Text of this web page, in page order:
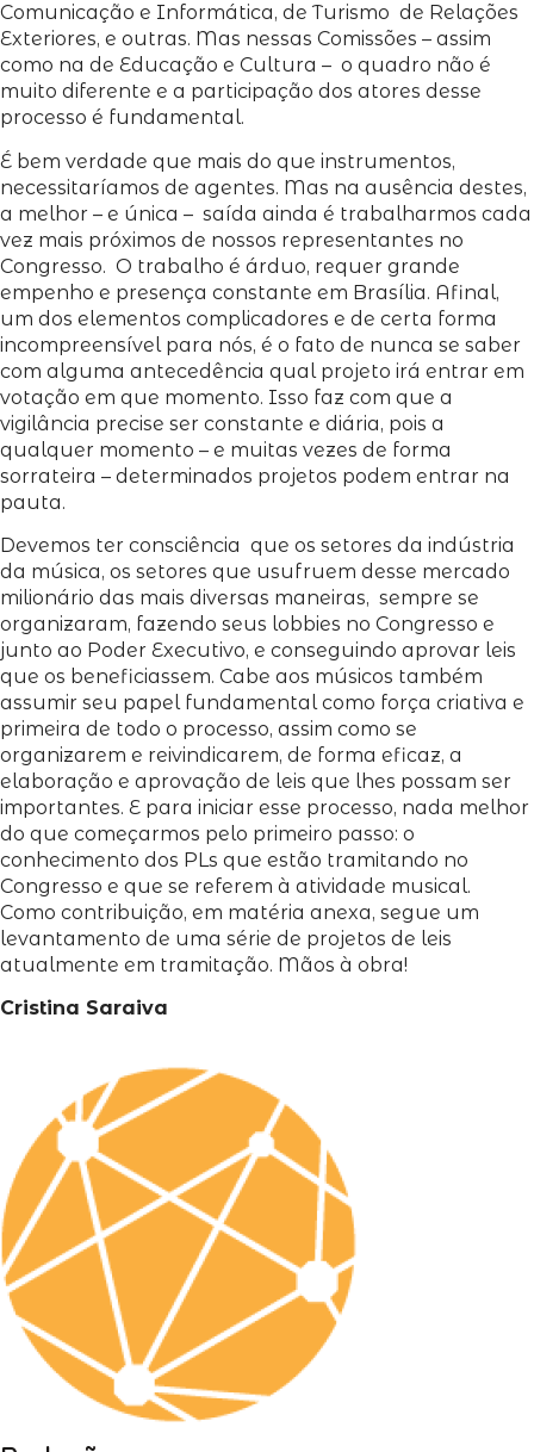
Comunicação e Informática, de Turismo de Relações
Exteriores, e outras. Mas nessas Comissões – assim
como na de Educação e Cultura – o quadro não é
muito diferente e a participação dos atores desse
processo é fundamental.
É bem verdade que mais do que instrumentos,
necessitaríamos de agentes. Mas na ausência destes,
a melhor – e única – saída ainda é trabalharmos cada
vez mais próximos de nossos representantes no
Congresso. O trabalho é árduo, requer grande
empenho e presença constante em Brasília. Afinal,
um dos elementos complicadores e de certa forma
incompreensível para nós, é o fato de nunca se saber
com alguma antecedência qual projeto irá entrar em
votação em que momento. Isso faz com que a
vigilância precise ser constante e diária, pois a
qualquer momento – e muitas vezes de forma
sorrateira – determinados projetos podem entrar na
pauta.
Devemos ter consciência que os setores da indústria
da música, os setores que usufruem desse mercado
milionário das mais diversas maneiras, sempre se
organizaram, fazendo seus lobbies no Congresso e
junto ao Poder Executivo, e conseguindo aprovar leis
que os beneficiassem. Cabe aos músicos também
assumir seu papel fundamental como força criativa e
primeira de todo o processo, assim como se
organizarem e reivindicarem, de forma eficaz, a
elaboração e aprovação de leis que lhes possam ser
importantes. E para iniciar esse processo, nada melhor
do que começarmos pelo primeiro passo: o
conhecimento dos PLs que estão tramitando no
Congresso e que se referem à atividade musical.
Como contribuição, em matéria anexa, segue um
levantamento de uma série de projetos de leis
atualmente em tramitação. Mãos à obra!
Cristina Saraiva